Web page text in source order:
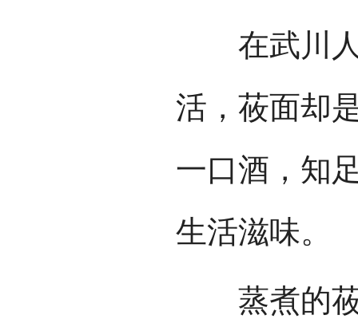
在武川人
活，莜面却
一口酒，知
生活滋味。
蒸煮的莜